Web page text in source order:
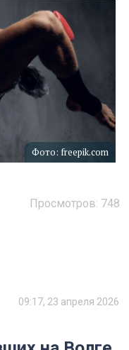
Фото: freepik.com
Просмотров: 748
09:17, 23 апреля 2026